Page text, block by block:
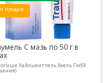
продаж
С мазь по 50 г в
Хайльмиттель Хеель ГмбХ